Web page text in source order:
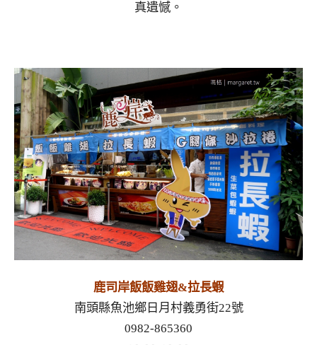
真遺憾。
鹿司岸飯飯雞翅&拉長蝦
南頭縣魚池鄉日月村義勇街22號
0982-865360